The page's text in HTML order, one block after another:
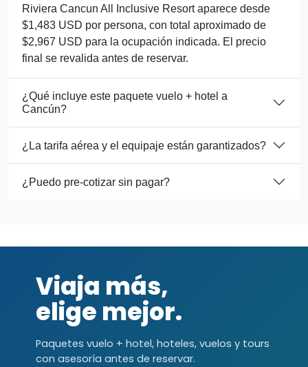
Riviera Cancun All Inclusive Resort aparece desde
$1,483 USD por persona, con total aproximado de
$2,967 USD para la ocupación indicada. El precio
final se revalida antes de reservar.
¿Qué incluye este paquete vuelo + hotel a
Cancún?
¿La tarifa aérea y el equipaje están garantizados?
¿Puedo pre-cotizar sin pagar?
Viaja más,
elige mejor.
Paquetes vuelo + hotel, hoteles, vuelos y tours
con asesoría antes de reservar.